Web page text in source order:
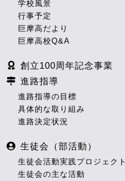
学校風景
行事予定
巨摩高だより
巨摩高校Q&A
創立100周年記念事業
進路指導
進路指導の目標
具体的な取り組み
進路決定状況
生徒会（部活動）
生徒会活動実践プロジェクト
生徒会の主な活動